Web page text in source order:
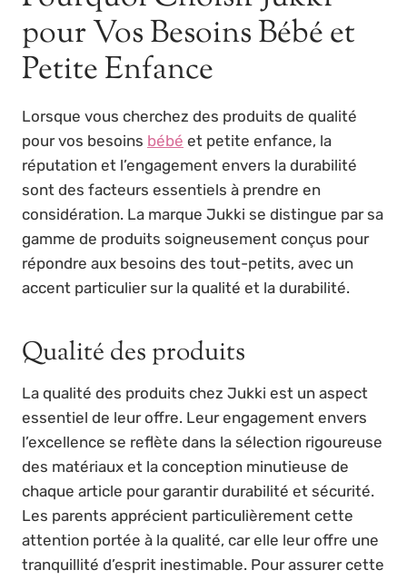
pour Vos Besoins Bébé et
Petite Enfance
Lorsque vous cherchez des produits de qualité
pour vos besoins bébé et petite enfance, la
réputation et l’engagement envers la durabilité
sont des facteurs essentiels à prendre en
considération. La marque Jukki se distingue par sa
gamme de produits soigneusement conçus pour
répondre aux besoins des tout-petits, avec un
accent particulier sur la qualité et la durabilité.
Qualité des produits
La qualité des produits chez Jukki est un aspect
essentiel de leur offre. Leur engagement envers
l’excellence se reflète dans la sélection rigoureuse
des matériaux et la conception minutieuse de
chaque article pour garantir durabilité et sécurité.
Les parents apprécient particulièrement cette
attention portée à la qualité, car elle leur offre une
tranquillité d’esprit inestimable. Pour assurer cette